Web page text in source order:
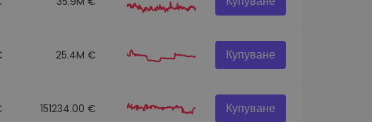
25.4M € Купуване
151234.00 € Купуване